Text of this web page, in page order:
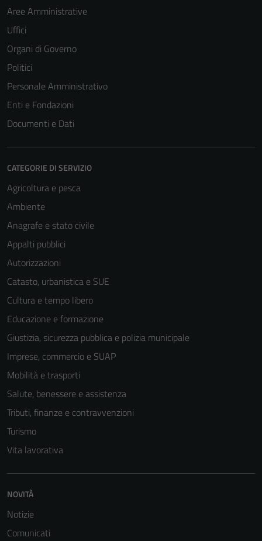
Aree Amministrative
Uffici
Organi di Governo
Politici
Personale Amministrativo
Enti e Fondazioni
Documenti e Dati
CATEGORIE DI SERVIZIO
Agricoltura e pesca
Ambiente
Anagrafe e stato civile
Appalti pubblici
Autorizzazioni
Catasto, urbanistica e SUE
Cultura e tempo libero
Educazione e formazione
Giustizia, sicurezza pubblica e polizia municipale
Imprese, commercio e SUAP
Mobilità e trasporti
Salute, benessere e assistenza
Tributi, finanze e contravvenzioni
Turismo
Vita lavorativa
NOVITÀ
Notizie
Comunicati
funzionamento